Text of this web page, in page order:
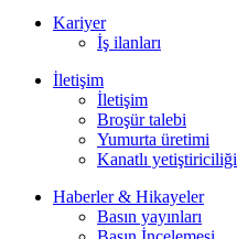
Kariyer
İş ilanları
İletişim
İletişim
Broşür talebi
Yumurta üretimi
Kanatlı yetiştiriciliği
Haberler & Hikayeler
Basın yayınları